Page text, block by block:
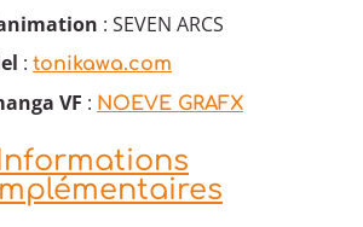
: SEVEN ARCS
: tonikawa.com
VF : NOEVE GRAFX